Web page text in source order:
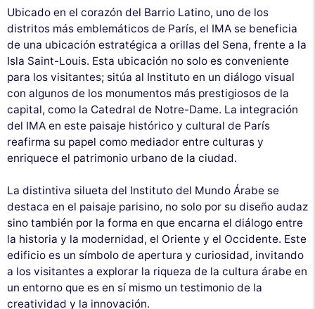
Ubicado en el corazón del Barrio Latino, uno de los
distritos más emblemáticos de París, el IMA se beneficia
de una ubicación estratégica a orillas del Sena, frente a la
Isla Saint-Louis. Esta ubicación no solo es conveniente
para los visitantes; sitúa al Instituto en un diálogo visual
con algunos de los monumentos más prestigiosos de la
capital, como la Catedral de Notre-Dame. La integración
del IMA en este paisaje histórico y cultural de París
reafirma su papel como mediador entre culturas y
enriquece el patrimonio urbano de la ciudad.
La distintiva silueta del Instituto del Mundo Árabe se
destaca en el paisaje parisino, no solo por su diseño audaz
sino también por la forma en que encarna el diálogo entre
la historia y la modernidad, el Oriente y el Occidente. Este
edificio es un símbolo de apertura y curiosidad, invitando
a los visitantes a explorar la riqueza de la cultura árabe en
un entorno que es en sí mismo un testimonio de la
creatividad y la innovación.